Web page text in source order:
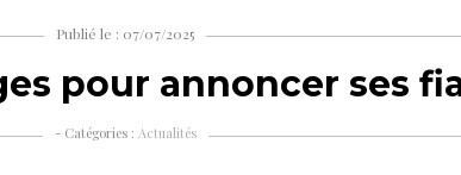
Publié le : 07/07/2025
pour annoncer ses
- Catégories : Actualités